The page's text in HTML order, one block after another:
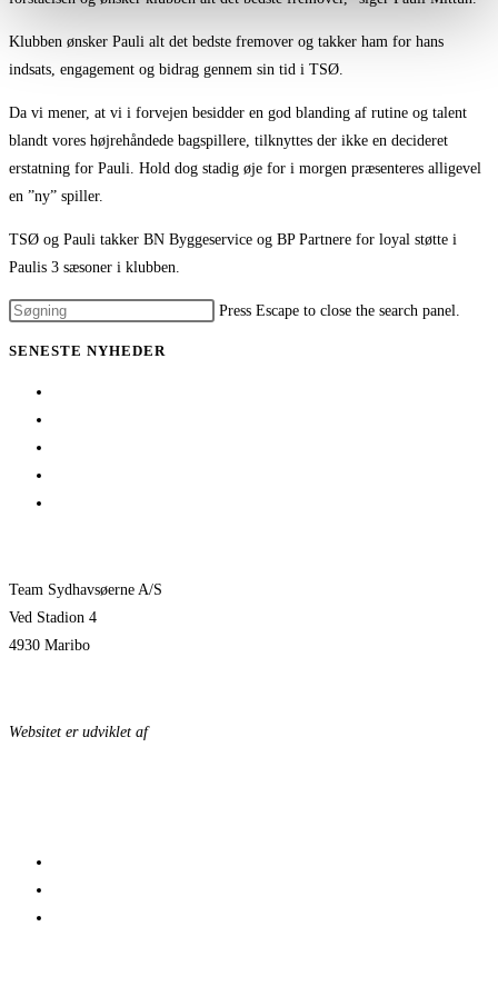
Klubben ønsker Pauli alt det bedste fremover og takker ham for hans
indsats, engagement og bidrag gennem sin tid i TSØ.
Da vi mener, at vi i forvejen besidder en god blanding af rutine og talent
blandt vores højrehåndede bagspillere, tilknyttes der ikke en decideret
erstatning for Pauli. Hold dog stadig øje for i morgen præsenteres alligevel
en ”ny” spiller.
TSØ og Pauli takker BN Byggeservice og BP Partnere for loyal støtte i
Paulis 3 sæsoner i klubben.
Press Escape to close the search panel.
SENESTE NYHEDER
Team Sydhavsøerne A/S
Ved Stadion 4
4930 Maribo
Websitet er udviklet af